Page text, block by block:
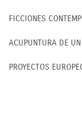
FICCIONES
ACUPUNTURA DE
PROYECTOS